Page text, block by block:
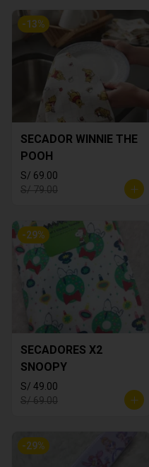
-13%
SECADOR WINNIE THE
POOH
S/ 69.00
S/ 79.00
-29%
SECADORES X2
SNOOPY
S/ 49.00
S/ 69.00
-29%